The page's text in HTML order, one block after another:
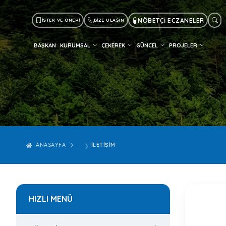
İSTEK VE ÖNERİ BİZE ULAŞIN NÖBETÇİ ECZANELER
BAŞKAN KURUMSAL ÇEKEREK GÜNCEL PROJELER
ANASAYFA İLETİŞİM
HIZLI MENÜ